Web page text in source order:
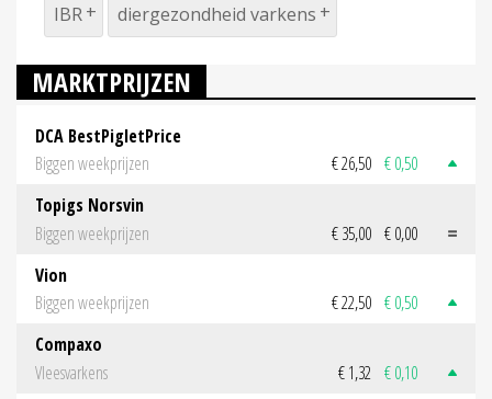
IBR diergezondheid varkens
MARKTPRIJZEN
DCA BestPigletPrice
Biggen weekprijzen
€ 26,50 € 0,50
Topigs Norsvin
Biggen weekprijzen
€ 35,00 € 0,00
Vion
Biggen weekprijzen
€ 22,50 € 0,50
Compaxo
Vleesvarkens
€ 1,32 € 0,10